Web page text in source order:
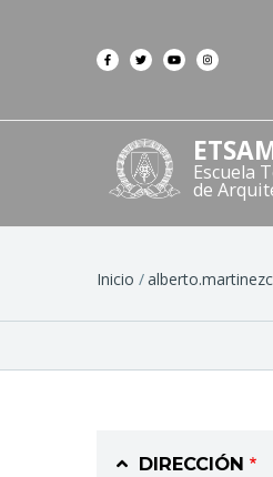
Escuela
de
Ruta
de
Inicio
DIRECCIÓN